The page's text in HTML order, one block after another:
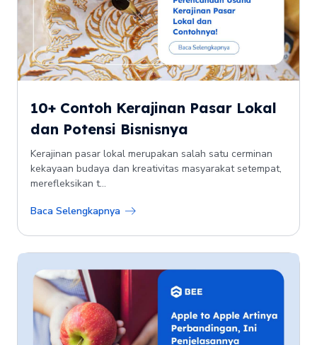
10+ Contoh Kerajinan Pasar Lokal
dan Potensi Bisnisnya
Kerajinan pasar lokal merupakan salah satu cerminan
kekayaan budaya dan kreativitas masyarakat setempat,
merefleksikan t...
Baca Selengkapnya